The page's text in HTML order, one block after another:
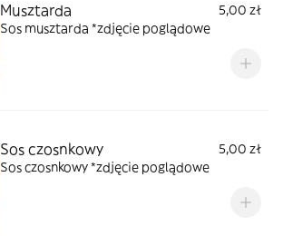
Musztarda
5,00 zł
Sos musztarda *zdjęcie poglądowe
Sos czosnkowy
5,00 zł
Sos czosnkowy *zdjęcie poglądowe